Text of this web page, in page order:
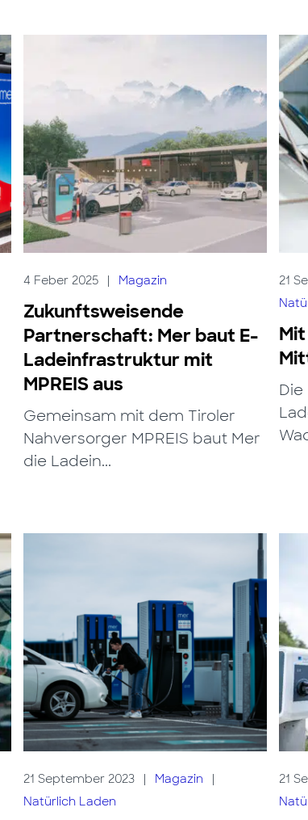
4 Feber 2025 | Magazin
Zukunftsweisende
Partnerschaft: Mer baut E-
Ladeinfrastruktur mit
MPREIS aus
Gemeinsam mit dem Tiroler
Nahversorger MPREIS baut Mer
die Ladein...
21
21 September 2023 | Magazin |
Natürlich Laden
21